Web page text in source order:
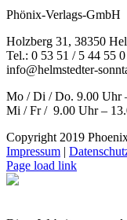
Phönix-Verlags-GmbH
Holzberg 31, 38350
Tel.: 0 53 51 / 5 44 55 0
info@helmstedter-
Mo / Di / Do. 9.00 Uhr
Mi / Fr / 9.00 Uhr –
Copyright 2019
Impressum |
Page load link